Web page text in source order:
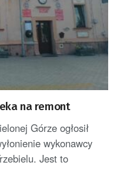
na remont
Górze ogłosił
wykonawcy
Jest to